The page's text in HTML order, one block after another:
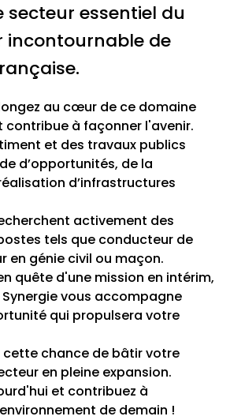
secteur essentiel du
incontournable de
au cœur de ce domaine
contribue à façonner l'avenir.
et des travaux publics
d’opportunités, de la
d’infrastructures
activement des
tels que conducteur de
en génie civil ou maçon.
quête d'une mission en intérim,
Synergie vous accompagne
qui propulsera votre
cette chance de bâtir votre
en pleine expansion.
et contribuez à
de demain !